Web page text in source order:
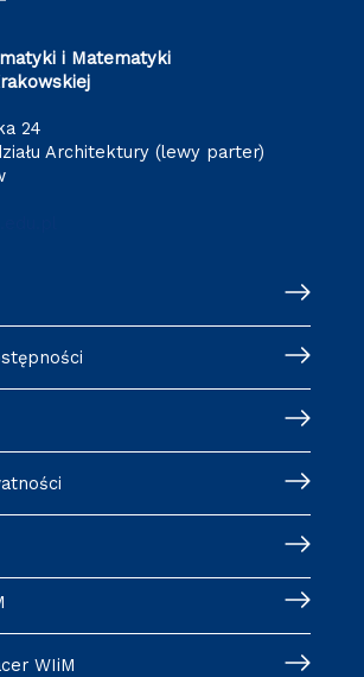
i Matematyki
24
Architektury (lewy parter)
WIiM